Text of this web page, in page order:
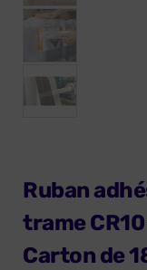
Ruban
trame
Carton de